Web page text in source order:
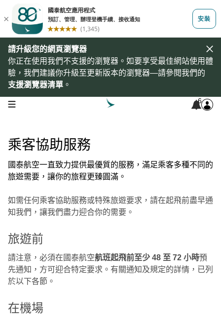
請升級您的網頁瀏覽器
你正在使用我們不支援的瀏覽器。如要享受最佳網站使用體
驗，我們建議你升級至更新版本的瀏覽器—請參閱我們的
支援瀏覽器清單 。
open navigation menu 6
乘客協助服務
國泰航空一直致力提供最優質的服務，滿足乘客多種不同的
旅遊需要，讓你的旅程更臻圓滿。
如需任何乘客協助服務或特殊旅遊要求，請在起飛前盡早通
知我們，讓我們盡力迎合你的需要。
旅遊前
請注意，必須在國泰航空航班起飛前至少 48 至 72 小時預
先通知，方可迎合特定要求。有關通知及規定的詳情，已列
於以下各節。
在機場